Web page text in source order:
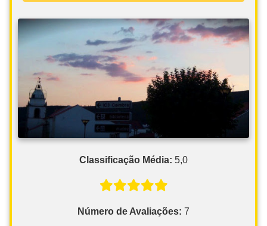
Classificação Média: 5,0
Número de Avaliações: 7